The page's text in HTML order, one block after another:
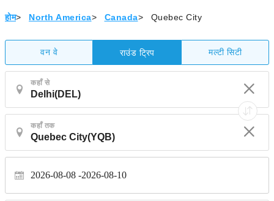
होम> North America> Canada> Quebec City
वन वे राउंड ट्रिप मल्टी सिटी
कहाँ से
कहाँ तक
2026-08-08 2026-08-10